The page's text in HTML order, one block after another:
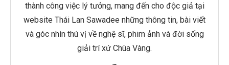
thành công việc lý tưởng, mang đến cho độc giả tại
website Thái Lan Sawadee những thông tin, bài viết
và góc nhìn thú vị về nghệ sĩ, phim ảnh và đời sống
giải trí xứ Chùa Vàng.